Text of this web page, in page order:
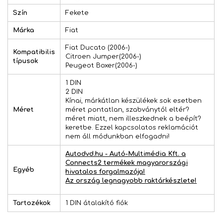
Szín Fekete
Márka Fiat
Kompatibilis
típusok
Fiat Ducato (2006-)
Citroen Jumper(2006-)
Peugeot Boxer(2006-)
Méret
1 DIN
2 DIN
Kínai, márkátlan készülékek sok esetben
méret pontatlan, szabványtól eltér?
méret miatt, nem illeszkednek a beépít?
keretbe. Ezzel kapcsolatos reklamációt
nem áll módunkban elfogadni!
Egyéb
Autodvd.hu - Autó-Multimédia Kft. a
Connects2 termékek magyarországi
hivatalos forgalmazója!
Az ország legnagyobb raktárkészlete!
Tartozékok 1 DIN átalakító fiók